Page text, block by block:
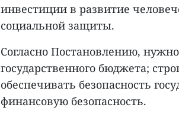
инвестиции в развитие
социальной защиты.
Согласно Постановлению,
государственного бюджета;
обеспечивать безопасность
финансовую безопасность.